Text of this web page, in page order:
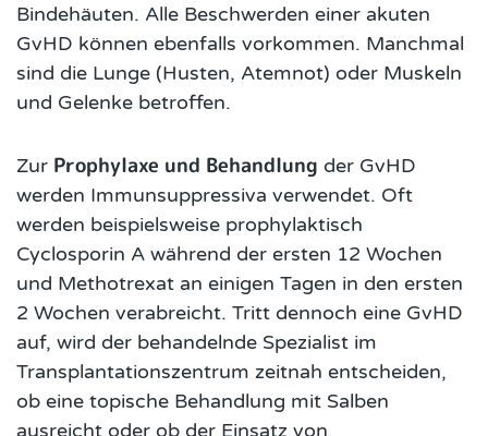
Bindehäuten. Alle Beschwerden einer akuten
GvHD können ebenfalls vorkommen. Manchmal
sind die Lunge (Husten, Atemnot) oder Muskeln
und Gelenke betroffen.
Zur Prophylaxe und Behandlung der GvHD
werden Immunsuppressiva verwendet. Oft
werden beispielsweise prophylaktisch
Cyclosporin A während der ersten 12 Wochen
und Methotrexat an einigen Tagen in den ersten
2 Wochen verabreicht. Tritt dennoch eine GvHD
auf, wird der behandelnde Spezialist im
Transplantationszentrum zeitnah entscheiden,
ob eine topische Behandlung mit Salben
ausreicht oder ob der Einsatz von